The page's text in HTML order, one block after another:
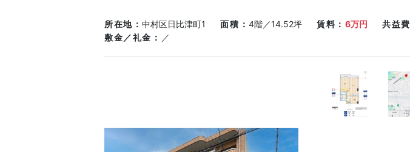
所在地 中村区日比津町1 面積 4階／14.52坪 賃料 6万円 共益費
敷金／礼金
／